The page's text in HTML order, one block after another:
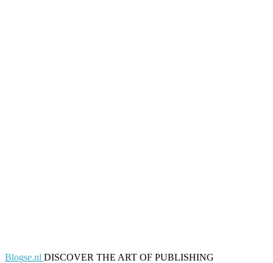
Blogse.nl DISCOVER THE ART OF PUBLISHING